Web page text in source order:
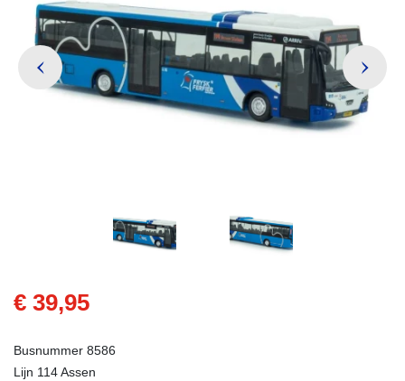
€ 39,95
Busnummer 8586
Lijn 114 Assen